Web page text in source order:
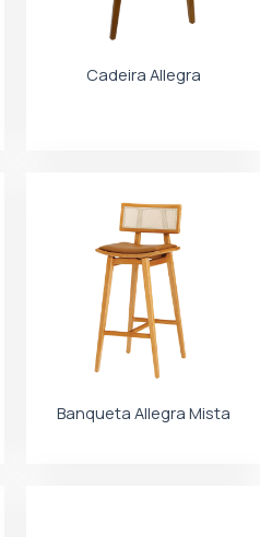
Cadeira Allegra
Banqueta Allegra Mista